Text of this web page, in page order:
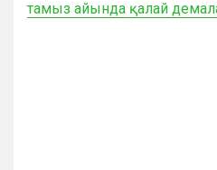
тамыз айында қалай